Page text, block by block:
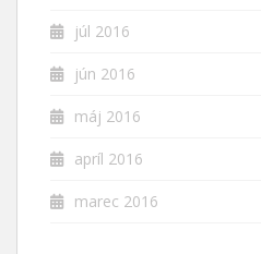
júl 2016
jún 2016
máj 2016
apríl 2016
marec 2016